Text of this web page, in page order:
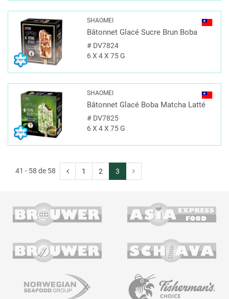
SHAOMEI
Bâtonnet Glacé Sucre Brun Boba
#DV7824
6 X 4 X 75 G
SHAOMEI
Bâtonnet Glacé Boba Matcha Latté
#DV7825
6 X 4 X 75 G
41 - 58 de 58 1 2 3